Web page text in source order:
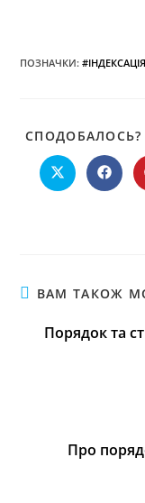
ПОЗНАЧКИ:
СПОДОБАЛОСЬ?
ВАМ ТАКОЖ
Порядок та
Про